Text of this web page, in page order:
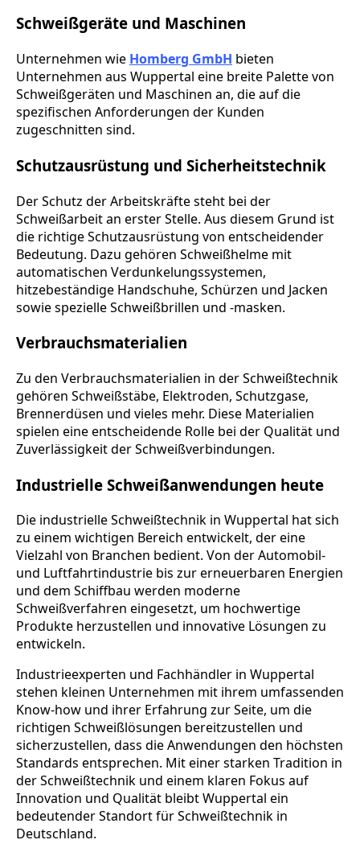
Schweißgeräte und Maschinen
Unternehmen wie Homberg GmbH bieten
Unternehmen aus Wuppertal eine breite Palette von
Schweißgeräten und Maschinen an, die auf die
spezifischen Anforderungen der Kunden
zugeschnitten sind.
Schutzausrüstung und Sicherheitstechnik
Der Schutz der Arbeitskräfte steht bei der
Schweißarbeit an erster Stelle. Aus diesem Grund ist
die richtige Schutzausrüstung von entscheidender
Bedeutung. Dazu gehören Schweißhelme mit
automatischen Verdunkelungssystemen,
hitzebeständige Handschuhe, Schürzen und Jacken
sowie spezielle Schweißbrillen und -masken.
Verbrauchsmaterialien
Zu den Verbrauchsmaterialien in der Schweißtechnik
gehören Schweißstäbe, Elektroden, Schutzgase,
Brennerdüsen und vieles mehr. Diese Materialien
spielen eine entscheidende Rolle bei der Qualität und
Zuverlässigkeit der Schweißverbindungen.
Industrielle Schweißanwendungen heute
Die industrielle Schweißtechnik in Wuppertal hat sich
zu einem wichtigen Bereich entwickelt, der eine
Vielzahl von Branchen bedient. Von der Automobil-
und Luftfahrtindustrie bis zur erneuerbaren Energien
und dem Schiffbau werden moderne
Schweißverfahren eingesetzt, um hochwertige
Produkte herzustellen und innovative Lösungen zu
entwickeln.
Industrieexperten und Fachhändler in Wuppertal
stehen kleinen Unternehmen mit ihrem umfassenden
Know-how und ihrer Erfahrung zur Seite, um die
richtigen Schweißlösungen bereitzustellen und
sicherzustellen, dass die Anwendungen den höchsten
Standards entsprechen. Mit einer starken Tradition in
der Schweißtechnik und einem klaren Fokus auf
Innovation und Qualität bleibt Wuppertal ein
bedeutender Standort für Schweißtechnik in
Deutschland.